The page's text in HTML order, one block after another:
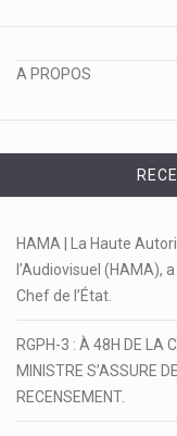
A PROPOS
HAMA | La Haute
l’Audiovisuel (HAMA),
Chef de l’État.
RGPH-3 : À 48H DE LA
MINISTRE S’ASSURE
RECENSEMENT.